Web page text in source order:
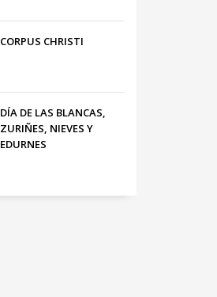
CORPUS CHRISTI
DÍA DE LAS BLANCAS,
ZURIÑES, NIEVES Y
EDURNES